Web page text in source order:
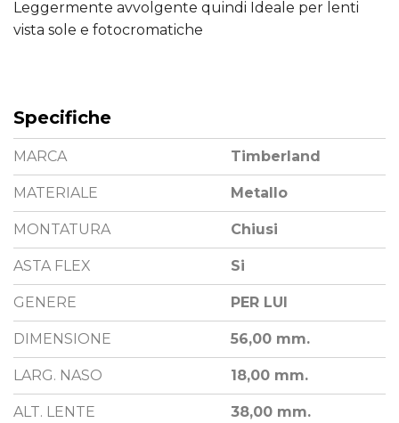
Leggermente avvolgente quindi Ideale per lenti
vista sole e fotocromatiche
Specifiche
MARCA Timberland
MATERIALE Metallo
MONTATURA Chiusi
ASTA FLEX Si
GENERE PER LUI
DIMENSIONE 56,00 mm.
LARG. NASO 18,00 mm.
ALT. LENTE 38,00 mm.